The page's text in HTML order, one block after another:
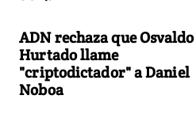
ADN rechaza que Osvaldo
Hurtado llame
"criptodictador" a Daniel
Noboa